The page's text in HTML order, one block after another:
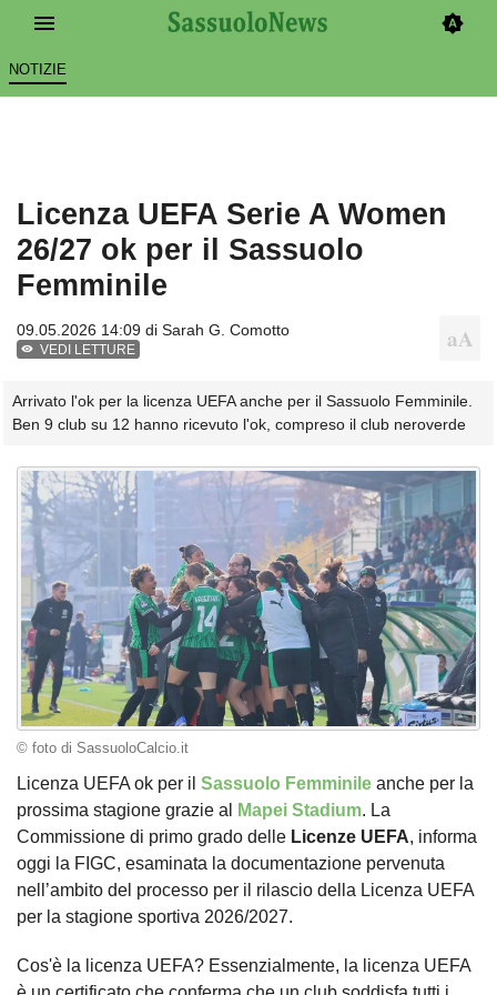
NOTIZIE
Licenza UEFA Serie A Women
26/27 ok per il Sassuolo
Femminile
09.05.2026 14:09 di Sarah G. Comotto
VEDI LETTURE
Arrivato l'ok per la licenza UEFA anche per il Sassuolo Femminile.
Ben 9 club su 12 hanno ricevuto l'ok, compreso il club neroverde
© foto di SassuoloCalcio.it
Licenza UEFA ok per il Sassuolo Femminile anche per la
prossima stagione grazie al
Mapei Stadium. La
Commissione di primo grado delle Licenze UEFA, informa
oggi la FIGC, esaminata la documentazione pervenuta
nell’ambito del processo per il rilascio della Licenza UEFA
per la stagione sportiva 2026/2027.
Cos'è la licenza UEFA? Essenzialmente, la licenza UEFA